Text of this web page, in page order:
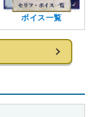
ボイス一覧